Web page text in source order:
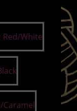
Red/White
Caramel